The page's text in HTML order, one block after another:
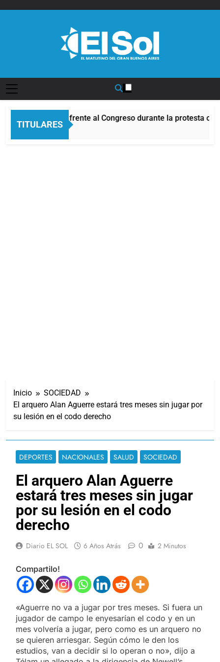
TITULARES
Incidentes frente al Congreso durante la protesta
9 Horas Atrás
Inicio
SOCIEDAD
El arquero Alan Aguerre estará tres meses sin jugar por
su lesión en el codo derecho
DEPORTES NACIONALES SALUD SOCIEDAD
El arquero Alan Aguerre
estará tres meses sin jugar
por su lesión en el codo
derecho
Diario EL SOL 6 Años Atrás 0 2 Minutos
Compartilo!
«Aguerre no va a jugar por tres meses. Si fuera un
jugador de campo le enyesarían el codo y en un
mes volvería a jugar, pero como es un arquero no
se quieren arriesgar. Según cómo le den los
estudios, van a decidir si lo operan o no», dijo a